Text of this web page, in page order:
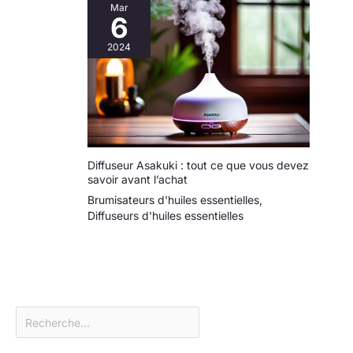
Mar
6
2024
Diffuseur Asakuki : tout ce que vous devez
savoir avant l’achat
Brumisateurs d'huiles essentielles,
Diffuseurs d'huiles essentielles